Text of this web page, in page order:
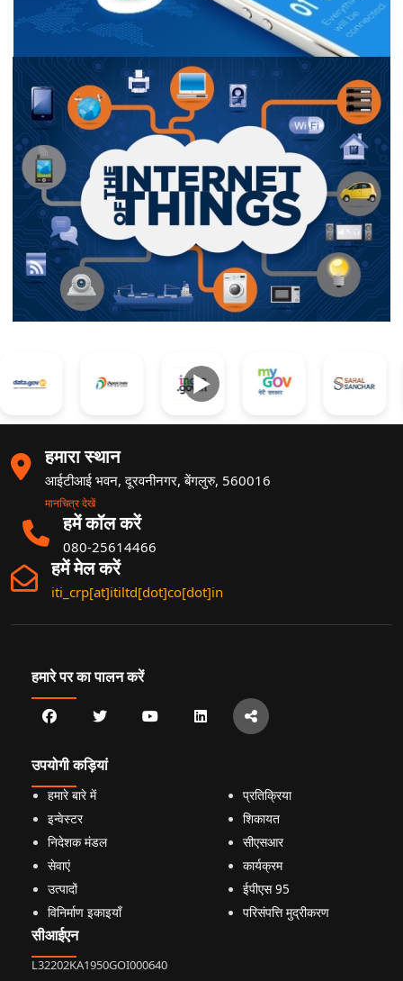
►
हमारा स्थान
आईटीआई भवन, दूरवनीनगर, बेंगलुरु, 560016
मानचित्र देखें
हमें कॉल करें
080-25614466
हमें मेल करें
iti_crp[at]itiltd[dot]co[dot]in
हमारे पर का पालन करें
उपयोगी कड़ियां
हमारे बारे में
इन्वेस्टर
निदेशक मंडल
सेवाएं
उत्पादों
विनिर्माण इकाइयाँ
प्रतिक्रिया
शिकायत
सीएसआर
कार्यक्रम
ईपीएस 95
परिसंपत्ति मुद्रीकरण
सीआईएन
L32202KA1950GOI000640